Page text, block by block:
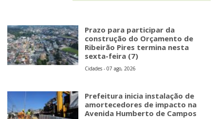
Prazo para participar da
construção do Orçamento de
Ribeirão Pires termina nesta
sexta-feira (7)
Cidades - 07 ago, 2026
Prefeitura inicia instalação de
amortecedores de impacto na
Avenida Humberto de Campos